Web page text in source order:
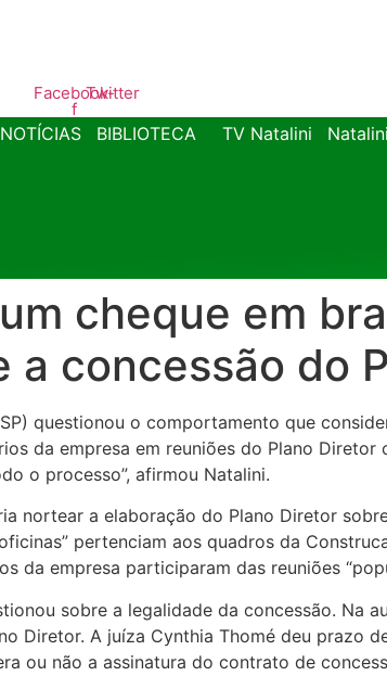
Facebook-
f
Twitter
NOTÍCIAS BIBLIOTECA TV Natalini
cheque em
a concessão do
questionou o comportamento que
da empresa em reuniões do Plano Diretor
o processo”, afirmou Natalini.
nortear a elaboração do Plano Diretor
pertenciam aos quadros da
da empresa participaram das reuniões
sobre a legalidade da concessão. Na
Diretor. A juíza Cynthia Thomé deu prazo
ou não a assinatura do contrato de